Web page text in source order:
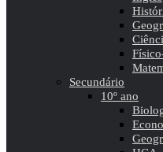
Secundário
10º ano